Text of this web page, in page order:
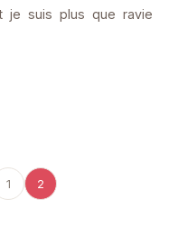
je suis plus que ravie
1 2